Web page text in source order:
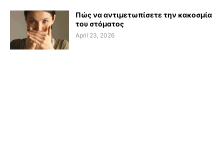
Πώς να αντιμετωπίσετε την κακοσμία
του στόματος
April 23, 2026